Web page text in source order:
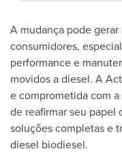
A mudança pode
consumidores,
performance e
movidos a diesel. A
e comprometida com
de reafirmar seu
soluções completas e
diesel biodiesel.